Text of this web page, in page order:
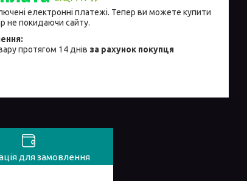
електронні платежі. Тепер ви можете купити
не покидаючи сайту.
протягом 14 днів за рахунок покупця
для замовлення